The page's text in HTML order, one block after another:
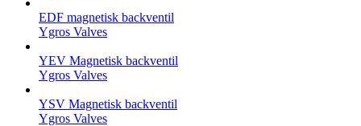
EDF magnetisk backventil
Ygros Valves
YEV Magnetisk backventil
Ygros Valves
YSV Magnetisk backventil
Ygros Valves